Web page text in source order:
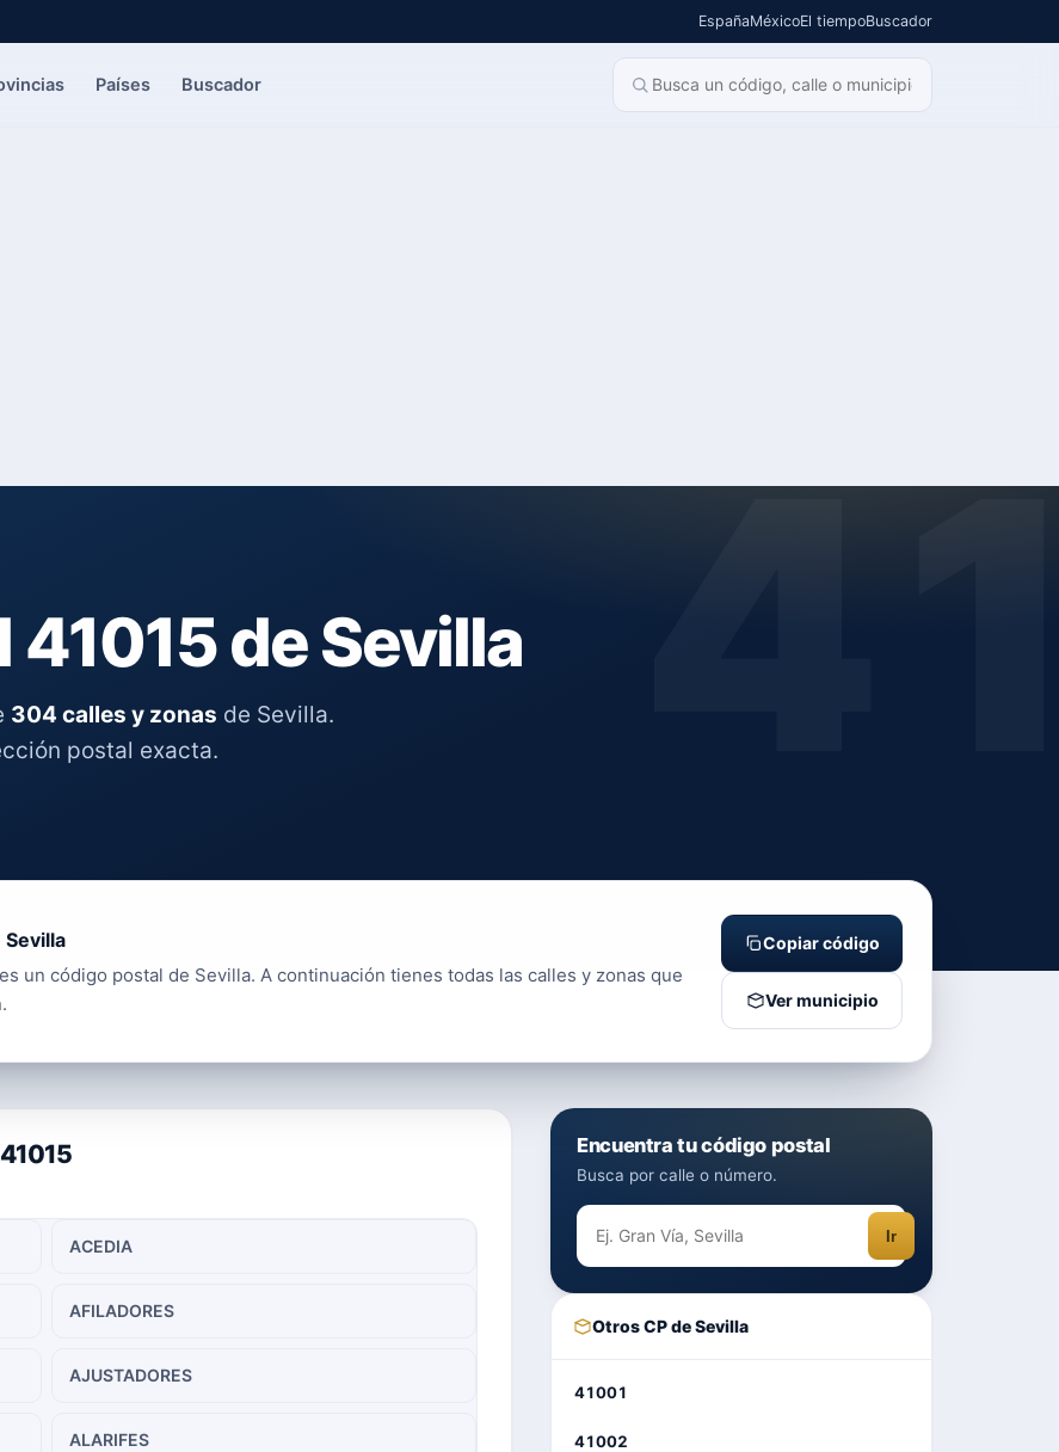
EspañaMéxicoEl tiempoBuscador
Países Buscador
de Sevilla
304 calles y zonas de Sevilla.
postal exacta.
Sevilla
es un código postal de Sevilla. A continuación tienes todas las calles y zonas que
Copiar código
Ver municipio
ACEDIA
AFILADORES
AJUSTADORES
ALARIFES
Encuentra tu código postal
Busca por calle o número.
Ir
Otros CP de Sevilla
41001
41002